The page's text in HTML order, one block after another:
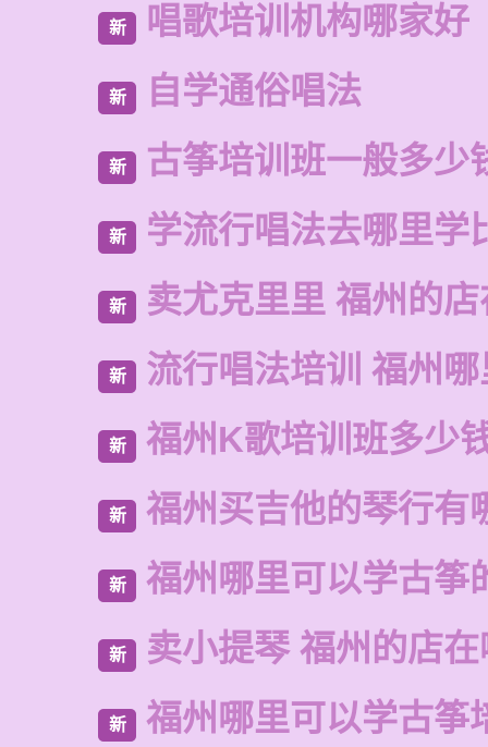
新 唱歌培训机构哪家好
新 自学通俗唱法
新 古筝培训班一般多少
新 学流行唱法去哪里学
新 卖尤克里里 福州的
新 流行唱法培训 福州
新 福州K歌培训班多少
新 福州买吉他的琴行有
新 福州哪里可以学古筝
新 卖小提琴 福州的店
新 福州哪里可以学古筝